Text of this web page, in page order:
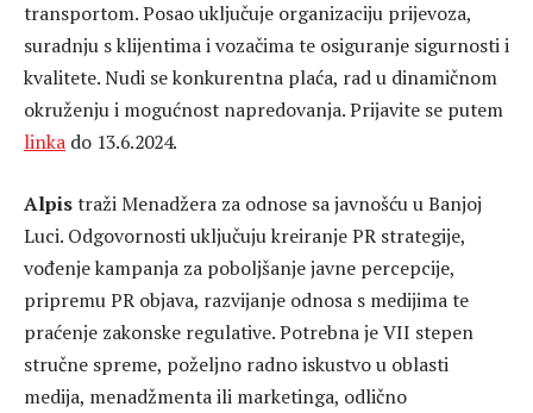
transportom. Posao uključuje organizaciju prijevoza,
suradnju s klijentima i vozačima te osiguranje sigurnosti i
kvalitete. Nudi se konkurentna plaća, rad u dinamičnom
okruženju i mogućnost napredovanja. Prijavite se putem
linka do 13.6.2024.
Alpistraži Menadžera za odnose sa javnošću u Banjoj
Luci. Odgovornosti uključuju kreiranje PR strategije,
vođenje kampanja za poboljšanje javne percepcije,
pripremu PR objava, razvijanje odnosa s medijima te
praćenje zakonske regulative. Potrebna je VII stepen
stručne spreme, poželjno radno iskustvo u oblasti
medija, menadžmenta ili marketinga, odlično